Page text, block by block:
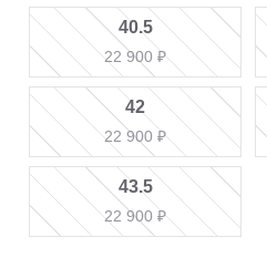
40.5
22 900 ₽
42
22 900 ₽
43.5
22 900 ₽